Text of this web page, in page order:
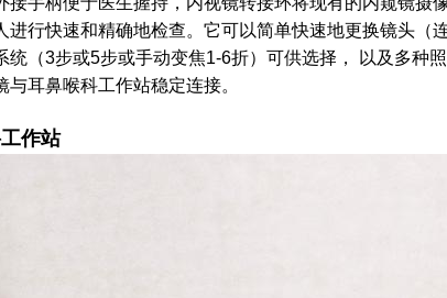
进行快速和精确地检查。它可以简单快速地更换镜头（
统（3步或5步或手动变焦1-6折）可供选择， 以及多种
与耳鼻喉科工作站稳定连接。
作站